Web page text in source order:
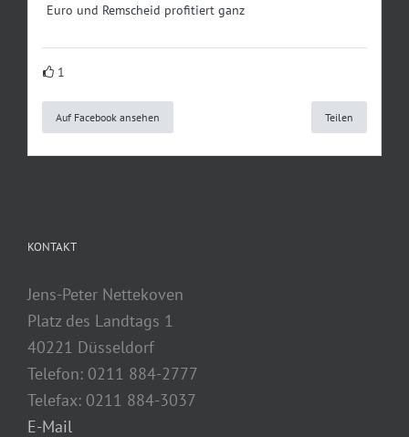
Euro und Remscheid profitiert ganz
1
Auf Facebook ansehen Teilen
KONTAKT
Jens-Peter Nettekoven
Platz des Landtags 1
40221 Düsseldorf
Telefon: 0211 884-2777
Telefax: 0211 884-3037
E-Mail